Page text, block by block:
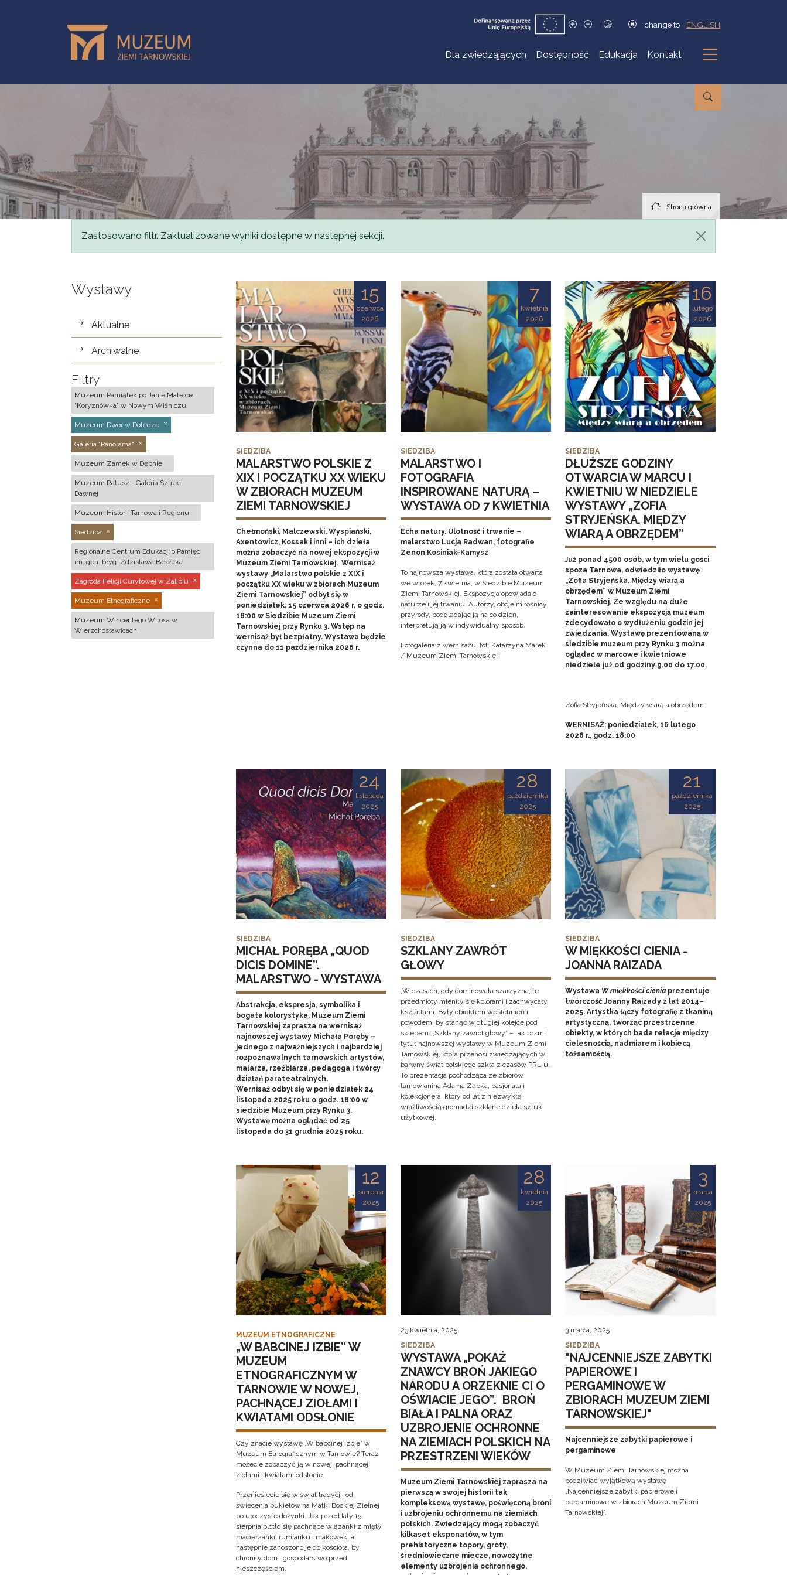
change to ENGLISH
Dla zwiedzających Dostępność Edukacja Kontakt
Podmenu
Strona główna
Komunikat
Zastosowano filtr. Zaktualizowane wyniki dostępne w następnej sekcji.
Wystawy
wystawy
Aktualne
Archiwalne
Filtry
Muzeum Pamiątek po Janie Matejce
"Koryznówka" w Nowym Wiśniczu
Muzeum Dwór w Dołędze
Galeria "Panorama"
Muzeum Zamek w Dębnie
Muzeum Ratusz - Galeria Sztuki
Dawnej
Muzeum Historii Tarnowa i Regionu
Siedziba
Regionalne Centrum Edukacji o Pamięci
im. gen. bryg. Zdzisława Baszaka
Zagroda Felicji Curyłowej w Zalipiu
Muzeum Etnograficzne
Muzeum Wincentego Witosa w
Wierzchosławicach
15
czerwca
2026
SIEDZIBA
MALARSTWO POLSKIE Z
XIX I POCZĄTKU XX WIEKU
W ZBIORACH MUZEUM
ZIEMI TARNOWSKIEJ
Chełmoński, Malczewski, Wyspiański,
Axentowicz, Kossak i inni – ich dzieła
można zobaczyć na nowej ekspozycji w
Muzeum Ziemi Tarnowskiej. Wernisaż
wystawy „Malarstwo polskie z XIX i
początku XX wieku w zbiorach Muzeum
Ziemi Tarnowskiej” odbył się w
poniedziałek, 15 czerwca 2026 r. o godz.
18:00 w Siedzibie Muzeum Ziemi
Tarnowskiej przy Rynku 3. Wstęp na
wernisaż był bezpłatny. Wystawa będzie
czynna do 11 października 2026 r.
7
kwietnia
2026
SIEDZIBA
MALARSTWO I
FOTOGRAFIA
INSPIROWANE NATURĄ –
WYSTAWA OD 7 KWIETNIA
Echa natury. Ulotność i trwanie –
malarstwo Lucja Radwan, fotografie
Zenon Kosiniak-Kamysz
To najnowsza wystawa, która została otwarta
we wtorek, 7 kwietnia, w Siedzibie Muzeum
Ziemi Tarnowskiej. Ekspozycja opowiada o
naturze i jej trwaniu. Autorzy, oboje miłośnicy
przyrody, podglądając ją na co dzień,
interpretują ją w indywidualny sposób.
Fotogaleria z wernisażu, fot: Katarzyna Małek
/ Muzeum Ziemi Tarnowskiej
16
lutego
2026
SIEDZIBA
DŁUŻSZE GODZINY
OTWARCIA W MARCU I
KWIETNIU W NIEDZIELE
WYSTAWY „ZOFIA
STRYJEŃSKA. MIĘDZY
WIARĄ A OBRZĘDEM”
Już ponad 4500 osób, w tym wielu gości
spoza Tarnowa, odwiedziło wystawę
„Zofia Stryjeńska. Między wiarą a
obrzędem” w Muzeum Ziemi
Tarnowskiej. Ze względu na duże
zainteresowanie ekspozycją muzeum
zdecydowało o wydłużeniu godzin jej
zwiedzania. Wystawę prezentowaną w
siedzibie muzeum przy Rynku 3 można
oglądać w marcowe i kwietniowe
niedziele już od godziny 9.00 do 17.00.
Zofia Stryjeńska. Między wiarą a obrzędem
WERNISAŻ: poniedziałek, 16 lutego
2026 r., godz. 18:00
24
listopada
2025
SIEDZIBA
MICHAŁ PORĘBA „QUOD
DICIS DOMINE”.
MALARSTWO - WYSTAWA
Abstrakcja, ekspresja, symbolika i
bogata kolorystyka. Muzeum Ziemi
Tarnowskiej zaprasza na wernisaż
najnowszej wystawy Michała Poręby –
jednego z najważniejszych i najbardziej
rozpoznawalnych tarnowskich artystów,
malarza, rzeźbiarza, pedagoga i twórcy
działań parateatralnych.
Wernisaż odbył się w poniedziałek 24
listopada 2025 roku o godz. 18:00 w
siedzibie Muzeum przy Rynku 3.
Wystawę można oglądać od 25
listopada do 31 grudnia 2025 roku.
28
października
2025
SIEDZIBA
SZKLANY ZAWRÓT
GŁOWY
„W czasach, gdy dominowała szarzyzna, te
przedmioty mieniły się kolorami i zachwycały
kształtami. Były obiektem westchnień i
powodem, by stanąć w długiej kolejce pod
sklepem. „Szklany zawrót głowy” – tak brzmi
tytuł najnowszej wystawy w Muzeum Ziemi
Tarnowskiej, która przenosi zwiedzających w
barwny świat polskiego szkła z czasów PRL-u.
To prezentacja pochodząca ze zbiorów
tarnowianina Adama Ząbka, pasjonata i
kolekcjonera, który od lat z niezwykłą
wrażliwością gromadzi szklane dzieła sztuki
użytkowej.
21
października
2025
SIEDZIBA
W MIĘKKOŚCI CIENIA -
JOANNA RAIZADA
Wystawa W miękkości cieniaprezentuje
twórczość Joanny Raizady z lat 2014–
2025. Artystka łączy fotografię z tkaniną
artystyczną, tworząc przestrzenne
obiekty, w których bada relacje między
cielesnością, nadmiarem i kobiecą
tożsamością.
12
sierpnia
2025
MUZEUM ETNOGRAFICZNE
„W BABCINEJ IZBIE” W
MUZEUM
ETNOGRAFICZNYM W
TARNOWIE W NOWEJ,
PACHNĄCEJ ZIOŁAMI I
KWIATAMI ODSŁONIE
Czy znacie wystawę „W babcinej izbie” w
Muzeum Etnograficznym w Tarnowie? Teraz
możecie zobaczyć ją w nowej, pachnącej
ziołami i kwiatami odsłonie.
Przeniesiecie się w świat tradycji: od
święcenia bukietów na Matki Boskiej Zielnej
po uroczyste dożynki. Jak przed laty 15
sierpnia plotło się pachnące wiązanki z mięty,
macierzanki, rumianku i makówek, a
następnie zanoszono je do kościoła, by
chroniły dom i gospodarstwo przed
nieszczęściem.
28
kwietnia
2025
23 kwietnia, 2025
SIEDZIBA
WYSTAWA „POKAŻ
ZNAWCY BROŃ JAKIEGO
NARODU A ORZEKNIE CI O
OŚWIACIE JEGO”. BROŃ
BIAŁA I PALNA ORAZ
UZBROJENIE OCHRONNE
NA ZIEMIACH POLSKICH NA
PRZESTRZENI WIEKÓW
Muzeum Ziemi Tarnowskiej zaprasza na
pierwszą w swojej historii tak
kompleksową wystawę, poświęconą broni
i uzbrojeniu ochronnemu na ziemiach
polskich. Zwiedzający mogą zobaczyć
kilkaset eksponatów, w tym
prehistoryczne topory, groty,
średniowieczne miecze, nowożytne
elementy uzbrojenia ochronnego,
3
marca
2025
3 marca, 2025
SIEDZIBA
"NAJCENNIEJSZE ZABYTKI
PAPIEROWE I
PERGAMINOWE W
ZBIORACH MUZEUM ZIEMI
TARNOWSKIEJ"
Najcenniejsze zabytki papierowe i
pergaminowe
W Muzeum Ziemi Tarnowskiej można
podziwiać wyjątkową wystawę
„Najcenniejsze zabytki papierowe i
pergaminowe w zbiorach Muzeum Ziemi
Tarnowskiej”.